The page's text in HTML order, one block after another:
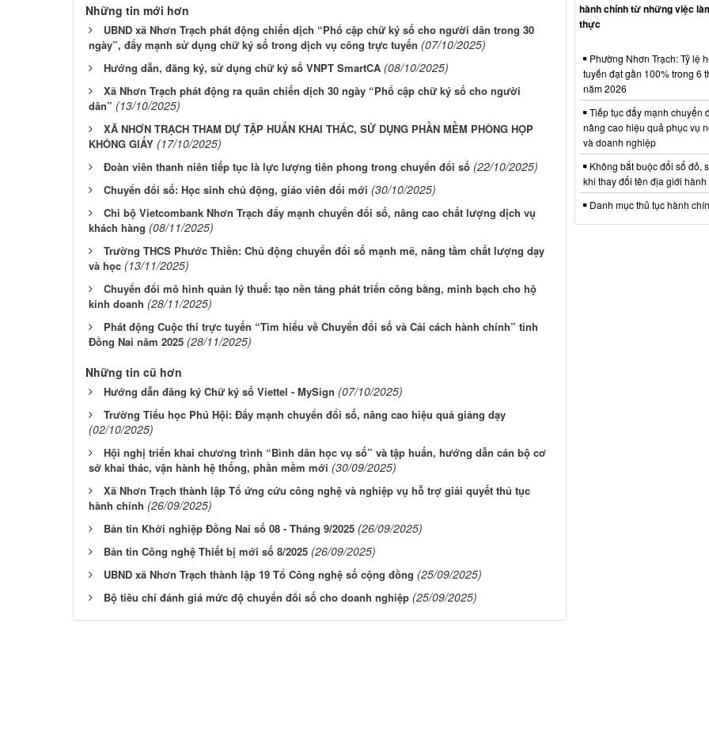
Những tin mới hơn
UBND xã Nhơn Trạch phát động chiến dịch “Phổ cập chữ ký số cho người dân trong 30
ngày”, đẩy mạnh sử dụng chữ ký số trong dịch vụ công trực tuyến (07/10/2025)
Hướng dẫn, đăng ký, sử dụng chữ ký số VNPT SmartCA (08/10/2025)
Xã Nhơn Trạch phát động ra quân chiến dịch 30 ngày “Phổ cập chữ ký số cho người
dân” (13/10/2025)
XÃ NHƠN TRẠCH THAM DỰ TẬP HUẤN KHAI THÁC, SỬ DỤNG PHẦN MỀM PHÒNG HỌP
KHÔNG GIẤY (17/10/2025)
Đoàn viên thanh niên tiếp tục là lực lượng tiên phong trong chuyển đổi số (22/10/2025)
Chuyển đổi số: Học sinh chủ động, giáo viên đổi mới (30/10/2025)
Chi bộ Vietcombank Nhơn Trạch đẩy mạnh chuyển đổi số, nâng cao chất lượng dịch vụ
khách hàng (08/11/2025)
Trường THCS Phước Thiền: Chủ động chuyển đổi số mạnh mẽ, nâng tầm chất lượng dạy
và học (13/11/2025)
Chuyển đổi mô hình quản lý thuế: tạo nền tảng phát triển công bằng, minh bạch cho hộ
kinh doanh (28/11/2025)
Phát động Cuộc thi trực tuyến “Tìm hiểu về Chuyển đổi số và Cải cách hành chính” tỉnh
Đồng Nai năm 2025 (28/11/2025)
Những tin cũ hơn
Hướng dẫn đăng ký Chữ ký số Viettel - MySign (07/10/2025)
Trường Tiểu học Phú Hội: Đẩy mạnh chuyển đổi số, nâng cao hiệu quả giảng dạy
(02/10/2025)
Hội nghị triển khai chương trình “Bình dân học vụ số” và tập huấn, hướng dẫn cán bộ cơ
sở khai thác, vận hành hệ thống, phần mềm mới (30/09/2025)
Xã Nhơn Trạch thành lập Tổ ứng cứu công nghệ và nghiệp vụ hỗ trợ giải quyết thủ tục
hành chính (26/09/2025)
Bản tin Khởi nghiệp Đồng Nai số 08 - Tháng 9/2025 (26/09/2025)
Bản tin Công nghệ Thiết bị mới số 8/2025 (26/09/2025)
UBND xã Nhơn Trạch thành lập 19 Tổ Công nghệ số cộng đồng (25/09/2025)
Bộ tiêu chí đánh giá mức độ chuyển đổi số cho doanh nghiệp (25/09/2025)
hành chính từ những việc
thực
Phường Nhơn Trạch: Tỷ lệ
tuyến đạt gần 100% trong 6
năm 2026
Tiếp tục đẩy mạnh chuyển
nâng cao hiệu quả phục vụ
và doanh nghiệp
Không bắt buộc đổi sổ đỏ,
khi thay đổi tên địa giới hành
Danh mục thủ tục hành